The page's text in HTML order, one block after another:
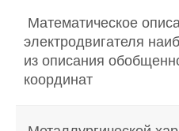
Математическое
электродвигателя
из описания
координат